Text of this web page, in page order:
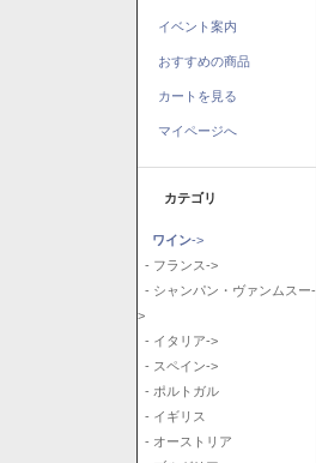
イベント案内
おすすめの商品
カートを見る
マイページへ
カテゴリ
ワイン->
- フランス->
- シャンパン・ヴァンムスー-
>
- イタリア->
- スペイン->
- ポルトガル
- イギリス
- オーストリア